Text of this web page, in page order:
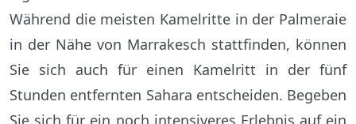
Während die meisten Kamelritte in der Palmeraie
in der Nähe von Marrakesch stattfinden, können
Sie sich auch für einen Kamelritt in der fünf
Stunden entfernten Sahara entscheiden. Begeben
Sie sich für ein noch intensiveres Erlebnis auf ein